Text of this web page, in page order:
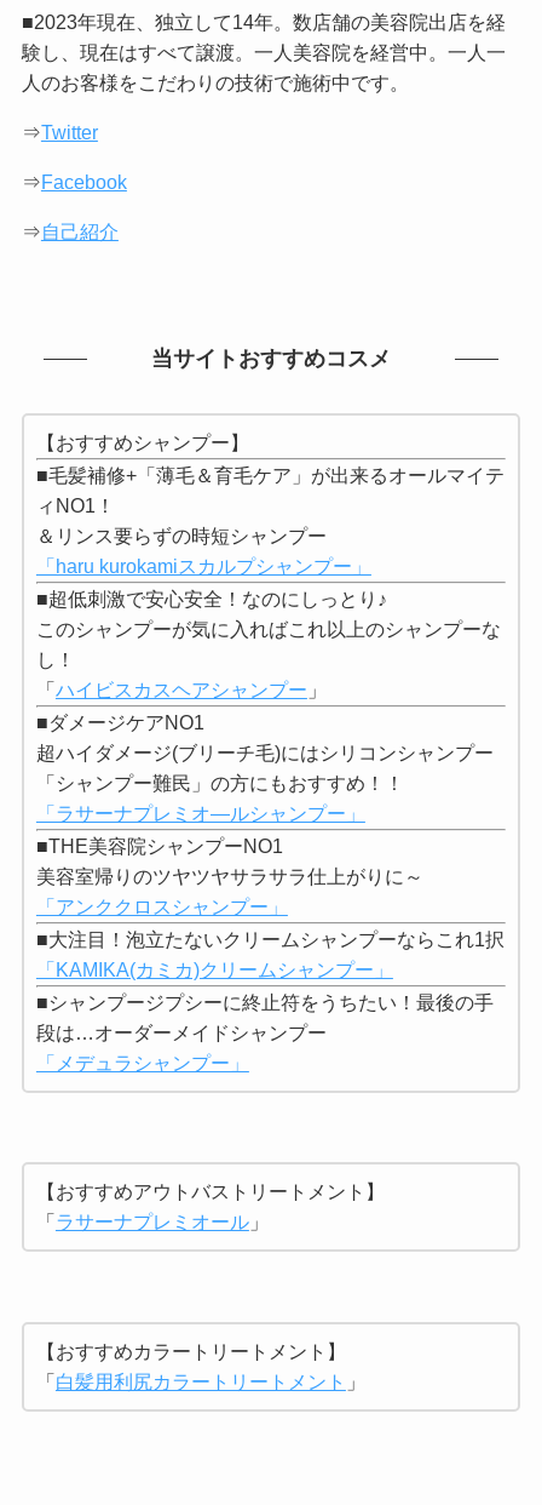
■2023年現在、独立して14年。数店舗の美容院出店を経
験し、現在はすべて譲渡。一人美容院を経営中。一人一
人のお客様をこだわりの技術で施術中です。
⇒Twitter
⇒Facebook
⇒自己紹介
当サイトおすすめコスメ
【おすすめシャンプー】
■毛髪補修+「薄毛＆育毛ケア」が出来るオールマイテ
ィNO1！
＆リンス要らずの時短シャンプー
「haru kurokamiスカルプシャンプー」
■超低刺激で安心安全！なのにしっとり♪
このシャンプーが気に入ればこれ以上のシャンプーな
し！
「ハイビスカスヘアシャンプー 」
■ダメージケアNO1
超ハイダメージ(ブリーチ毛)にはシリコンシャンプー
「シャンプー難民」の方にもおすすめ！！
「ラサーナプレミオ―ルシャンプー」
■THE美容院シャンプーNO1
美容室帰りのツヤツヤサラサラ仕上がりに～
「アンククロスシャンプー」
■大注目！泡立たないクリームシャンプーならこれ1択
「KAMIKA(カミカ)クリームシャンプー」
■シャンプージプシーに終止符をうちたい！最後の手
段は…オーダーメイドシャンプー
「メデュラシャンプー」
【おすすめアウトバストリートメント】
「 ラサーナプレミオール」
【おすすめカラートリートメント】
「白髪用利尻カラートリートメント 」